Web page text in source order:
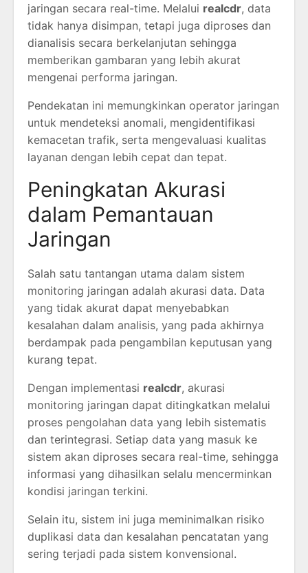
jaringan secara real-time. Melalui realcdr, data
tidak hanya disimpan, tetapi juga diproses dan
dianalisis secara berkelanjutan sehingga
memberikan gambaran yang lebih akurat
mengenai performa jaringan.
Pendekatan ini memungkinkan operator jaringan
untuk mendeteksi anomali, mengidentifikasi
kemacetan trafik, serta mengevaluasi kualitas
layanan dengan lebih cepat dan tepat.
Peningkatan Akurasi
dalam Pemantauan
Jaringan
Salah satu tantangan utama dalam sistem
monitoring jaringan adalah akurasi data. Data
yang tidak akurat dapat menyebabkan
kesalahan dalam analisis, yang pada akhirnya
berdampak pada pengambilan keputusan yang
kurang tepat.
Dengan implementasi realcdr, akurasi
monitoring jaringan dapat ditingkatkan melalui
proses pengolahan data yang lebih sistematis
dan terintegrasi. Setiap data yang masuk ke
sistem akan diproses secara real-time, sehingga
informasi yang dihasilkan selalu mencerminkan
kondisi jaringan terkini.
Selain itu, sistem ini juga meminimalkan risiko
duplikasi data dan kesalahan pencatatan yang
sering terjadi pada sistem konvensional.